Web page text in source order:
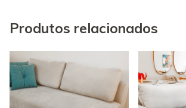
Produtos relacionados